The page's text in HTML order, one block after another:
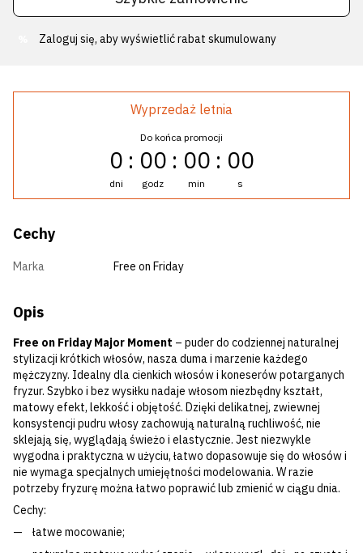
Zaloguj się, aby wyświetlić rabat skumulowany
Wyprzedaż letnia
Do końca promocji
0
dni
00
godz
00
min
00
s
Cechy
Marka Free on Friday
Opis
Free on Friday Major Moment – ​​puder do codziennej naturalnej
stylizacji krótkich włosów, nasza duma i marzenie każdego
mężczyzny. Idealny dla cienkich włosów i koneserów potarganych
fryzur. Szybko i bez wysiłku nadaje włosom niezbędny kształt,
matowy efekt, lekkość i objętość. Dzięki delikatnej, zwiewnej
konsystencji pudru włosy zachowują naturalną ruchliwość, nie
sklejają się, wyglądają świeżo i elastycznie. Jest niezwykle
wygodna i praktyczna w użyciu, łatwo dopasowuje się do włosów i
nie wymaga specjalnych umiejętności modelowania. W razie
potrzeby fryzurę można łatwo poprawić lub zmienić w ciągu dnia.
Cechy:
łatwe mocowanie;